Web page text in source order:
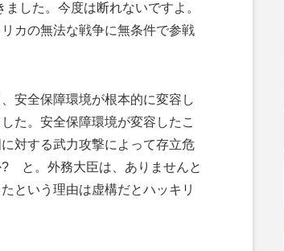
した。今度は断れないですよ。
カの無法な戦争に無条件で参戦
安全保障環境が根本的に変容し
た。安全保障環境が変容したこ
対する武力攻撃によって存立危
と。外務大臣は、ありませんと
という理由は虚構だとハッキリ